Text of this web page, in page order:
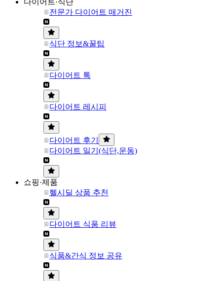
다이어트·식단
전문가 다이어트 매거진
식단 정보&꿀팁
다이어트 톡
다이어트 레시피
다이어트 후기
다이어트 일기(식단,운동)
쇼핑·제품
헬시딜 상품 추천
다이어트 식품 리뷰
식품&간식 정보 공유